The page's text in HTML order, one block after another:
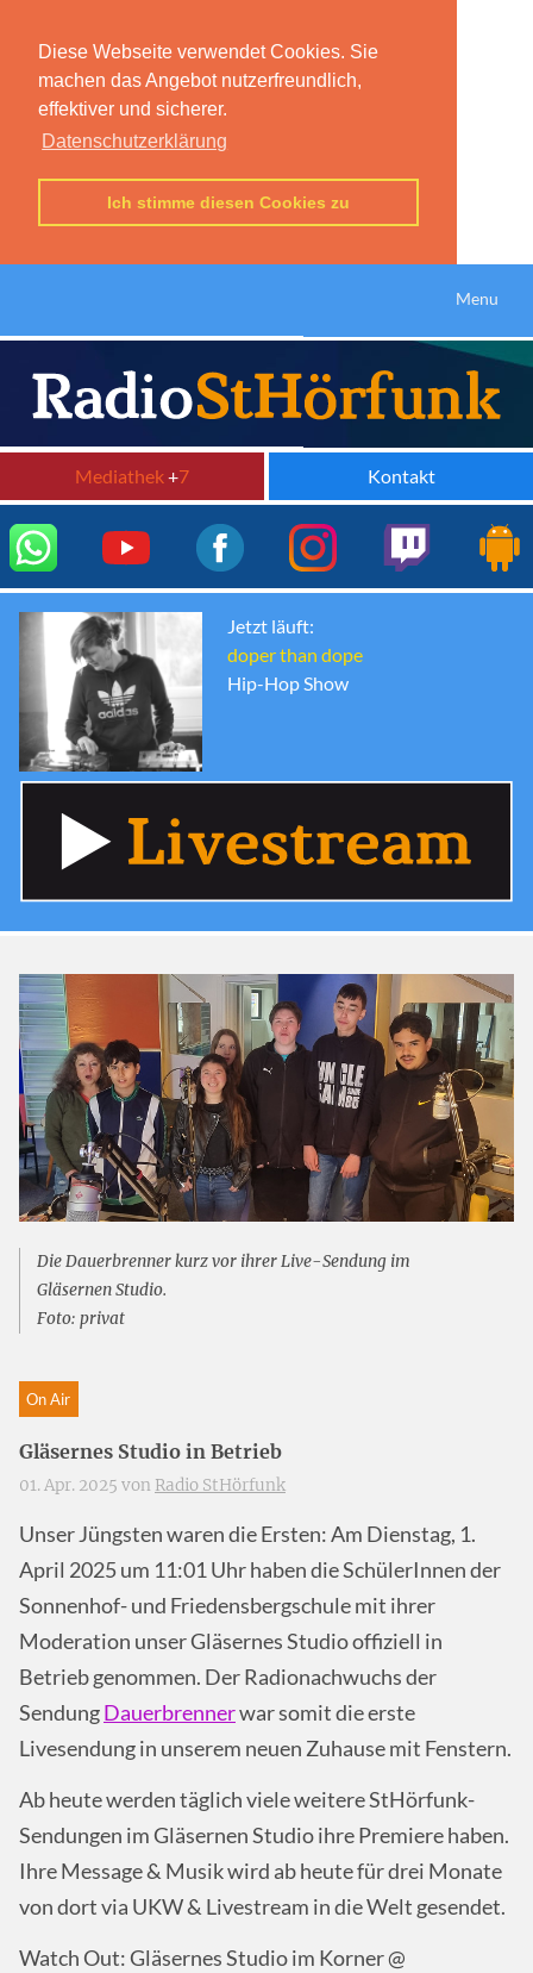
Diese Webseite verwendet Cookies. Sie
machen das Angebot nutzerfreundlich,
effektiver und sicherer.
Datenschutzerklärung
Ich stimme diesen Cookies zu
Menu
Mediathek+7 Kontakt
Jetzt läuft:
doper than dope
Hip-Hop Show
Die Dauerbrenner kurz vor ihrer Live-Sendung im
Gläsernen Studio.
Foto: privat
On Air
Gläsernes Studio in Betrieb
01. Apr. 2025 von Radio StHörfunk
Unser Jüngsten waren die Ersten: Am Dienstag, 1.
April 2025 um 11:01 Uhr haben die SchülerInnen der
Sonnenhof- und Friedensbergschule mit ihrer
Moderation unser Gläsernes Studio offiziell in
Betrieb genommen. Der Radionachwuchs der
SendungDauerbrennerwar somit die erste
Livesendung in unserem neuen Zuhause mit Fenstern.
Ab heute werden täglich viele weitere StHörfunk-
Sendungen im Gläsernen Studio ihre Premiere haben.
Ihre Message & Musik wird ab heute für drei Monate
von dort via UKW & Livestream in die Welt gesendet.
Watch Out: Gläsernes Studio im Korner @